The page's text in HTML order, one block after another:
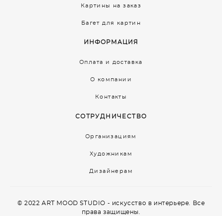
Картины на заказ
Багет для картин
ИНФОРМАЦИЯ
Оплата и доставка
О компании
Контакты
СОТРУДНИЧЕСТВО
Организациям
Художникам
Дизайнерам
© 2022 ART MOOD STUDIO - искусство в интерьере. Все
права защищены.